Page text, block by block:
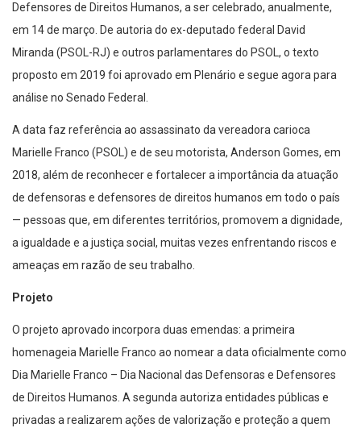
Defensores de Direitos Humanos, a ser celebrado, anualmente,
em 14 de março. De autoria do ex-deputado federal David
Miranda (PSOL-RJ) e outros parlamentares do PSOL, o texto
proposto em 2019 foi aprovado em Plenário e segue agora para
análise no Senado Federal.
A data faz referência ao assassinato da vereadora carioca
Marielle Franco (PSOL) e de seu motorista, Anderson Gomes, em
2018, além de reconhecer e fortalecer a importância da atuação
de defensoras e defensores de direitos humanos em todo o país
— pessoas que, em diferentes territórios, promovem a dignidade,
a igualdade e a justiça social, muitas vezes enfrentando riscos e
ameaças em razão de seu trabalho.
Projeto
O projeto aprovado incorpora duas emendas: a primeira
homenageia Marielle Franco ao nomear a data oficialmente como
Dia Marielle Franco – Dia Nacional das Defensoras e Defensores
de Direitos Humanos. A segunda autoriza entidades públicas e
privadas a realizarem ações de valorização e proteção a quem